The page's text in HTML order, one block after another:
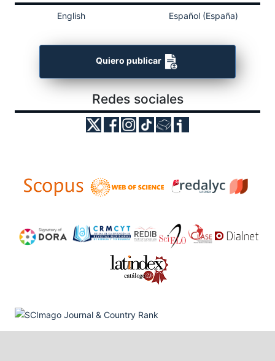
English Español (España)
Quiero publicar
Redes sociales